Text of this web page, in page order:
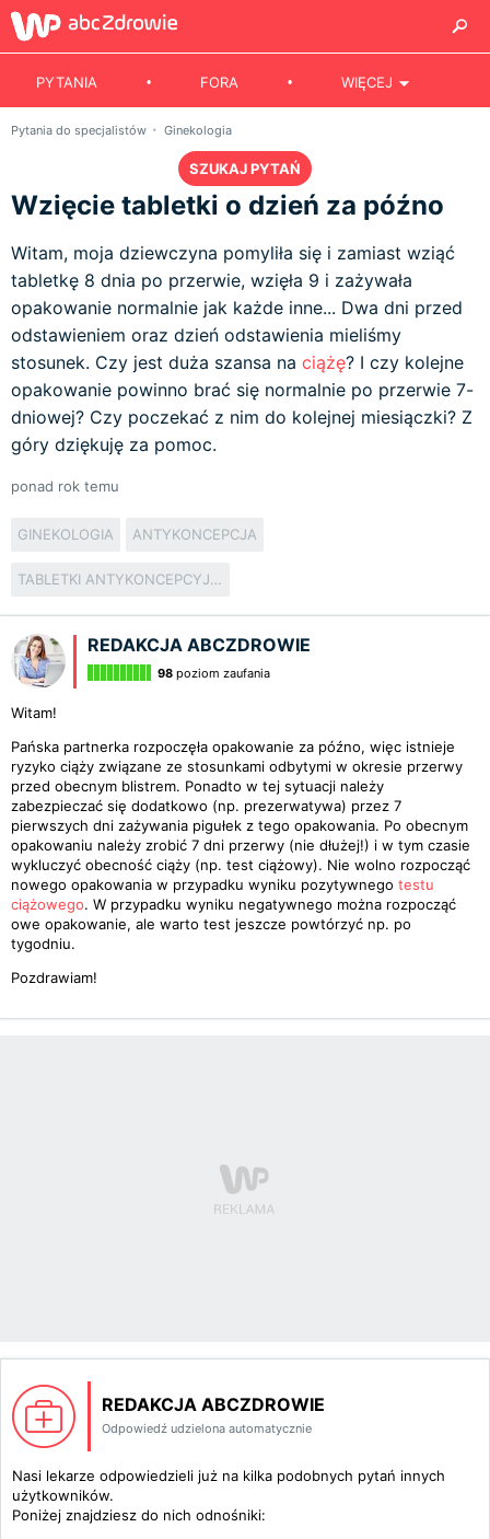
PYTANIA FORA WIĘCEJ
Pytania do specjalistów Ginekologia
SZUKAJ PYTAŃ
Wzięcie tabletki o dzień za późno
Witam, moja dziewczyna pomyliła się i zamiast wziąć
tabletkę 8 dnia po przerwie, wzięła 9 i zażywała
opakowanie normalnie jak każde inne... Dwa dni przed
odstawieniem oraz dzień odstawienia mieliśmy
stosunek. Czy jest duża szansa na ciążę? I czy kolejne
opakowanie powinno brać się normalnie po przerwie 7-
dniowej? Czy poczekać z nim do kolejnej miesiączki? Z
góry dziękuję za pomoc.
ponad rok temu
GINEKOLOGIA ANTYKONCEPCJA
TABLETKI ANTYKONCEPCYJNE
REDAKCJA ABCZDROWIE
98 poziom zaufania
Witam!
Pańska partnerka rozpoczęła opakowanie za późno, więc istnieje
ryzyko ciąży związane ze stosunkami odbytymi w okresie przerwy
przed obecnym blistrem. Ponadto w tej sytuacji należy
zabezpieczać się dodatkowo (np. prezerwatywa) przez 7
pierwszych dni zażywania pigułek z tego opakowania. Po obecnym
opakowaniu należy zrobić 7 dni przerwy (nie dłużej!) i w tym czasie
wykluczyć obecność ciąży (np. test ciążowy). Nie wolno rozpocząć
nowego opakowania w przypadku wyniku pozytywnego testu
ciążowego. W przypadku wyniku negatywnego można rozpocząć
owe opakowanie, ale warto test jeszcze powtórzyć np. po
tygodniu.
Pozdrawiam!
REDAKCJA ABCZDROWIE
Odpowiedź udzielona automatycznie
Nasi lekarze odpowiedzieli już na kilka podobnych pytań innych
użytkowników.
Poniżej znajdziesz do nich odnośniki: